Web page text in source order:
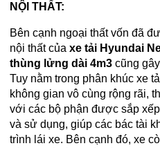
NỘI THẤT:
Bên cạnh ngoại thất vốn đã
nội thất của xe tải Hyundai
thùng lửng dài 4m3cũng
Tuy nằm trong phân khúc xe
không gian vô cùng rộng rãi,
với các bộ phận được sắp
và sử dụng, giúp các bác tài
trình lái xe. Bên cạnh đó, xe